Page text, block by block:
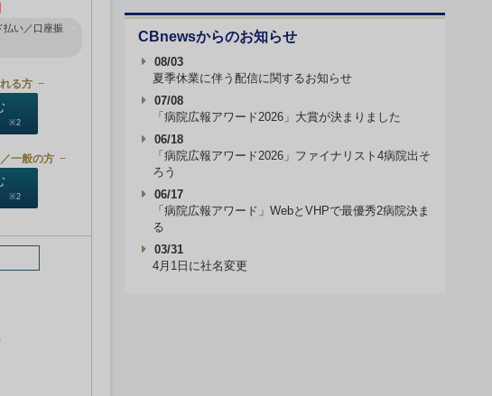
払い／口座振
る方
※2
一般の方
※2
CBnewsからのお知らせ
08/03
夏季休業に伴う配信に関するお知らせ
07/08
「病院広報アワード2026」大賞が決まりました
06/18
「病院広報アワード2026」ファイナリスト4病院出そ
ろう
06/17
「病院広報アワード」WebとVHPで最優秀2病院決ま
る
03/31
4月1日に社名変更